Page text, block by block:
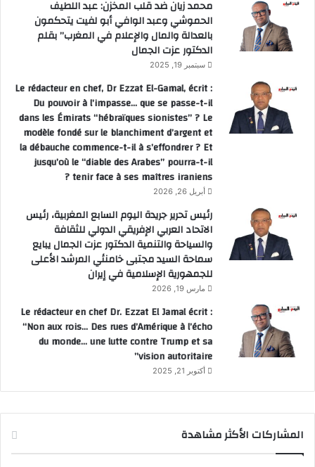
محمد زيان ضد قلب المخزن: عبد اللطيف
الحموشي وعبد الوافي أبو لفيت يتحكمون
بالعدالة والمال والإعلام في المغرب” بقلم
الدكتور عزت الجمال
سبتمبر 19, 2025
Le rédacteur en chef, Dr Ezzat El-Gamal, écrit :
Du pouvoir à l’impasse… que se passe-t-il
dans les Émirats “hébraïques sionistes” ? Le
modèle fondé sur le blanchiment d’argent et
la débauche commence-t-il à s’effondrer ? Et
jusqu’où le “diable des Arabes” pourra-t-il
tenir face à ses maîtres iraniens ?
أبريل 26, 2026
رئيس تحرير جريدة اليوم السابع المغربية، رئيس
الاتحاد العربي الإفريقي الدولي للثقافة
والسياحة والتنمية الدكتور عزت الجمال يبايع
سماحة السيد مجتبى خامنئي المرشد الأعلى
للجمهورية الإسلامية في إيران
مارس 19, 2026
Le rédacteur en chef Dr. Ezzat El Jamal écrit :
“Non aux rois… Des rues d’Amérique à l’écho
du monde… une lutte contre Trump et sa
vision autoritaire”
أكتوبر 21, 2025
المشاركات الأكثر مشاهدة